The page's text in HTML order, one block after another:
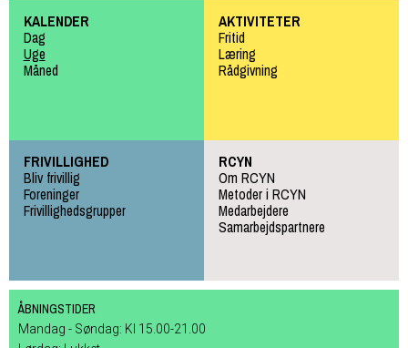
KALENDER
Dag
Uge
Måned
AKTIVITETER
Fritid
Læring
Rådgivning
FRIVILLIGHED
Bliv frivillig
Foreninger
Frivillighedsgrupper
RCYN
Om RCYN
Metoder i RCYN
Medarbejdere
Samarbejdspartnere
ÅBNINGSTIDER
Mandag - Søndag: Kl 15.00-21.00